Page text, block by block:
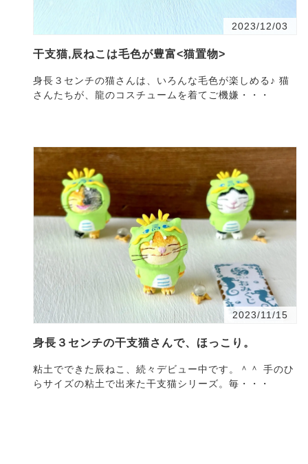
2023/12/03
干支猫,辰ねこは毛色が豊富<猫置物>
身長３センチの猫さんは、いろんな毛色が楽しめる♪ 猫
さんたちが、龍のコスチュームを着てご機嫌・・・
2023/11/15
身長３センチの干支猫さんで、ほっこり。
粘土でできた辰ねこ、続々デビュー中です。＾＾ 手のひ
らサイズの粘土で出来た干支猫シリーズ。毎・・・